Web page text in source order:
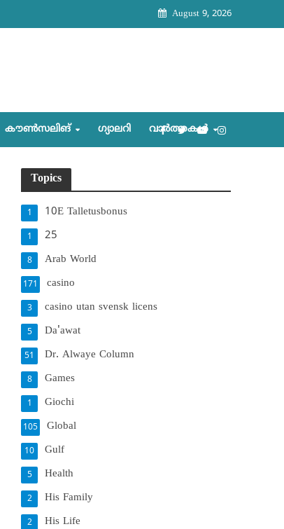
August 9, 2026
കൗണ്‍സലിങ്‌ ഗ്യാലറി വാര്‍ത്തകള്‍
Topics
10E Talletusbonus
1
25
1
Arab World
8
casino
171
casino utan svensk licens
3
Da'awat
5
Dr. Alwaye Column
51
Games
8
Giochi
1
Global
105
Gulf
10
Health
5
His Family
2
His Life
2